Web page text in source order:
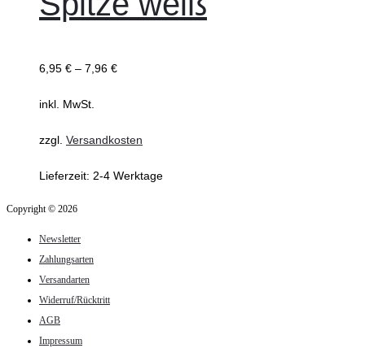
6,95 € – 7,96 €
inkl. MwSt.
zzgl. Versandkosten
Lieferzeit: 2-4 Werktage
Copyright © 2026
Newsletter
Zahlungsarten
Versandarten
Widerruf/Rücktritt
AGB
Impressum